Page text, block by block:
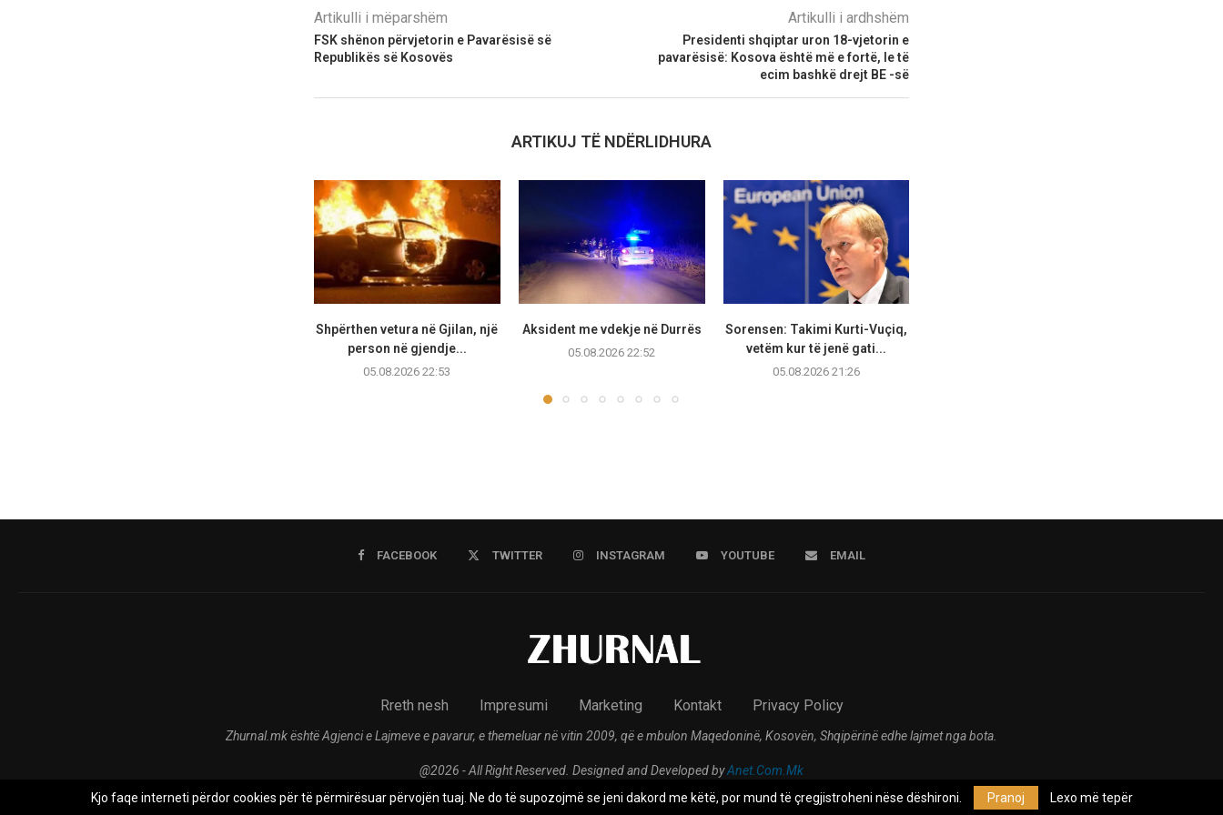
Artikulli i mëparshëm
FSK shënon përvjetorin e Pavarësisë së
Republikës së Kosovës
Artikulli i ardhshëm
Presidenti shqiptar uron 18-vjetorin e
pavarësisë: Kosova është më e fortë, le të
ecim bashkë drejt BE -së
ARTIKUJ TË NDËRLIDHURA
Shpërthen vetura në Gjilan, një
person në gjendje...
05.08.2026 22:53
Aksident me vdekje në Durrës
05.08.2026 22:52
Sorensen: Takimi Kurti-Vuçiq,
vetëm kur të jenë gati...
05.08.2026 21:26
FACEBOOK TWITTER INSTAGRAM YOUTUBE EMAIL
Rreth nesh Impresumi Marketing Kontakt Privacy Policy
Zhurnal.mk është Agjenci e Lajmeve e pavarur, e themeluar në vitin 2009, që e mbulon Maqedoninë, Kosovën, Shqipërinë edhe lajmet nga bota.
@2026 - All Right Reserved. Designed and Developed byAnet.Com.Mk
Kjo faqe interneti përdor cookies për të përmirësuar përvojën tuaj. Ne do të supozojmë se jeni dakord me këtë, por mund të çregjistroheni nëse dëshironi.
Pranoj Lexo më tepër